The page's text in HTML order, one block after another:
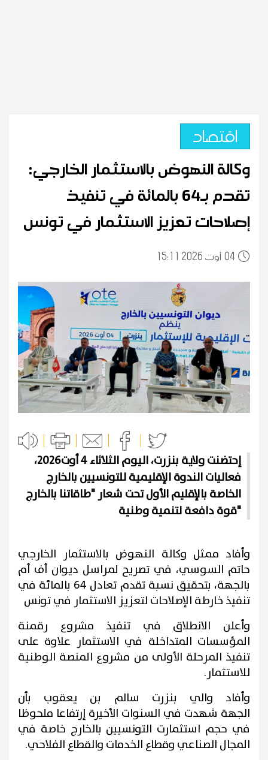
اقتصاد
وكالة النهوض بالاستثمار الخارجي:
تقدم بـ64 بالمائة في تنفيذ
إصلاحات تعزيز الاستثمار في تونس
0415:11 2026 أوت
إحتضنت ولاية بنزرت، اليوم الثلاثاء 4 أوت2026،
فعاليات الندوة الإقليمية للتونسيين بالخارج
الخاصة بالإقليم الأول تحت شعار "طاقاتنا بالخارج
قوة دافعة لتنمية وطنية"
وأفاد ممثل وكالة النهوض بالاستثمار الخارجي
حاتم السوسي، في تصريح لمراسل ديوان أف أم
بالجهة، بتحقيق نسبة تقدم تعادل 64 بالمائة في
تنفيذ خارطة الإصلاحات لتعزيز الاستثمار في تونس
وأعلن الانطلاق في تنفيذ مشروع رقمنة
المؤسسات المتداخلة في الاستثمار علاوة على
تنفيذ المرحلة الأولى من مشروع المنصة الوطنية
للاستثمار.
وأفاد والي بنزرت سالم بن يعقوب بأن
الجهة شهدت في السنوات الأخيرة إرتفاعا ملحوظا
في حجم استثمارت التونسيين بالخارج خاصة في
المجال الصناعي وقطاع الخدمات والقطاع الفلاحي.